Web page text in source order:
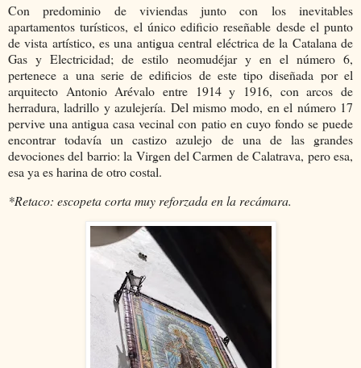
Con predominio de viviendas junto con los inevitables
apartamentos turísticos, el único edificio reseñable desde el punto
de vista artístico, es una antigua central eléctrica de la Catalana de
Gas y Electricidad; de estilo neomudéjar y en el número 6,
pertenece a una serie de edificios de este tipo diseñada por el
arquitecto Antonio Arévalo entre 1914 y 1916, con arcos de
herradura, ladrillo y azulejería. Del mismo modo, en el número 17
pervive una antigua casa vecinal con patio en cuyo fondo se puede
encontrar todavía un castizo azulejo de una de las grandes
devociones del barrio: la Virgen del Carmen de Calatrava, pero esa,
esa ya es harina de otro costal.
*Retaco: escopeta corta muy reforzada en la recámara.